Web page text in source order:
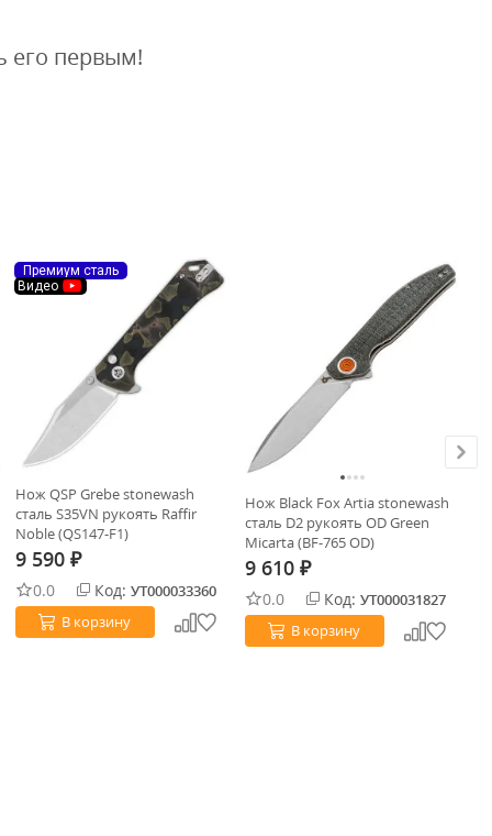
его первым!
Премиум сталь
Видео
Нож QSP Grebe stonewash
сталь S35VN рукоять Raffir
Noble (QS147-F1)
9 590 ₽
0.0 Код: УТ000033360
В корзину
Нож Black Fox Artia stonewash
сталь D2 рукоять OD Green
Micarta (BF-765 OD)
9 610 ₽
0.0 Код: УТ000031827
В корзину